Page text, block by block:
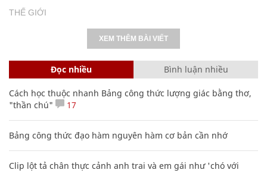
THẾ GIỚI
XEM THÊM BÀI VIẾT
Đọc nhiều Bình luận nhiều
Cách học thuộc nhanh Bảng công thức lượng giác bằng thơ,
"thần chú"
17
Bảng công thức đạo hàm nguyên hàm cơ bản cần nhớ
Clip lột tả chân thực cảnh anh trai và em gái như 'chó với